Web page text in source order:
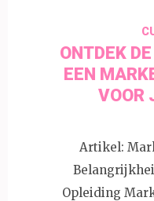
ONTDEK
EEN
VOOR
Artikel:
Opleiding